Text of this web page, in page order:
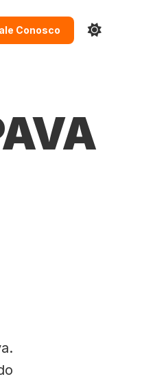
Conosco